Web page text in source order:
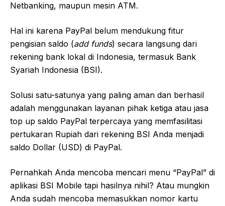
Netbanking, maupun mesin ATM.
Hal ini karena PayPal belum mendukung fitur
pengisian saldo (add funds) secara langsung dari
rekening bank lokal di Indonesia, termasuk Bank
Syariah Indonesia (BSI).
Solusi satu-satunya yang paling aman dan berhasil
adalah menggunakan layanan pihak ketiga atau jasa
top up saldo PayPal terpercaya yang memfasilitasi
pertukaran Rupiah dari rekening BSI Anda menjadi
saldo Dollar (USD) di PayPal.
Pernahkah Anda mencoba mencari menu “PayPal” di
aplikasi BSI Mobile tapi hasilnya nihil? Atau mungkin
Anda sudah mencoba memasukkan nomor kartu